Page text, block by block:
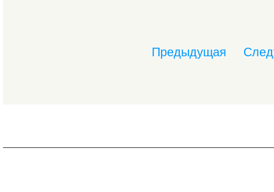
Предыдущая